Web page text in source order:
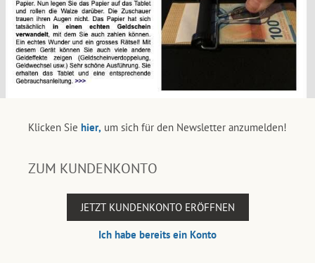
Klicken Sie hier, um sich für den Newsletter anzumelden!
ZUM KUNDENKONTO
JETZT KUNDENKONTO ERÖFFNEN
Ich habe bereits ein Konto